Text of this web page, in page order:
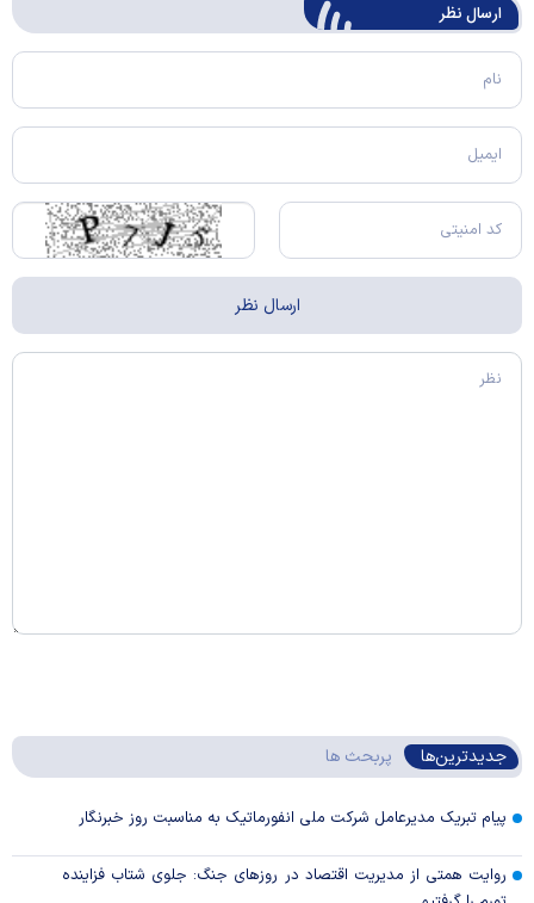
ارسال‌ نظر
جدیدترین‌ها پربحث ها
پیام تبریک مدیرعامل شرکت ملی انفورماتیک به مناسبت روز خبرنگار
روایت همتی از مدیریت اقتصاد در روزهای جنگ: جلوی شتاب فزاینده